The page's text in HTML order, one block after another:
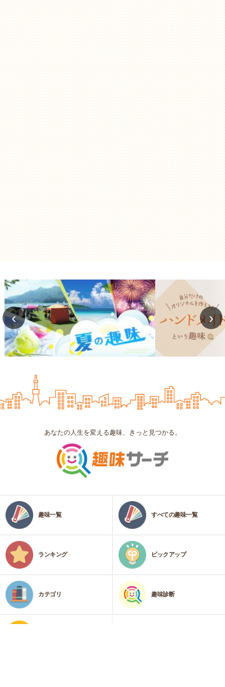
‹ ›
あなたの人生を変える趣味、きっと見つかる。
趣味一覧 すべての趣味一覧
ランキング ピックアップ
カテゴリ 趣味診断